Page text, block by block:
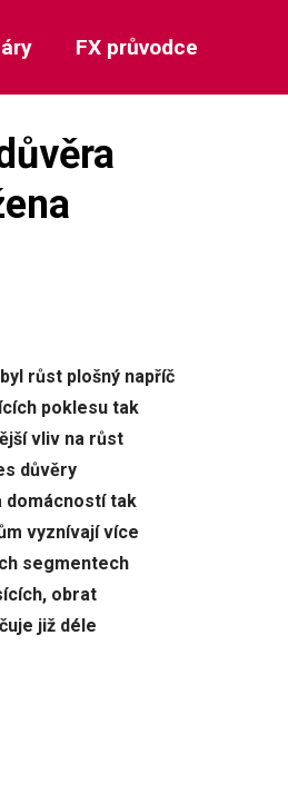
FX průvodce
růst plošný napříč
poklesu tak
vliv na růst
důvěry
domácností tak
vyznívají více
segmentech
obrat
již déle